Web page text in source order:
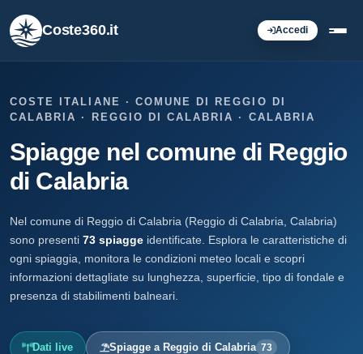
Coste360.it Accedi
COSTE ITALIANE · COMUNE DI REGGIO DI
CALABRIA · REGGIO DI CALABRIA · CALABRIA
Spiagge nel comune di Reggio
di Calabria
Nel comune di Reggio di Calabria (Reggio di Calabria, Calabria)
sono presenti 73 spiagge identificate. Esplora le caratteristiche di
ogni spiaggia, monitora le condizioni meteo locali e scopri
informazioni dettagliate su lunghezza, superficie, tipo di fondale e
presenza di stabilimenti balneari.
Dati live Spiagge a Reggio di Calabria 73